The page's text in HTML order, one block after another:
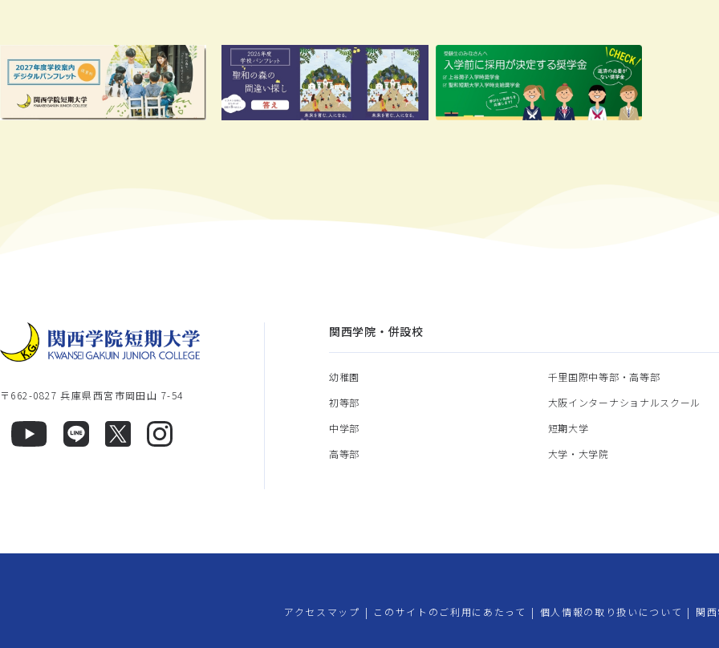
〒662-0827 兵庫県西宮市岡田山 7-54
関西学院・併設校
幼稚園
初等部
中学部
高等部
千里国際中等部・高等部
大阪インターナショナルスクール
短期大学
大学・大学院
アクセスマップ | このサイトのご利用にあたって | 個人情報の取り扱いについて | 関